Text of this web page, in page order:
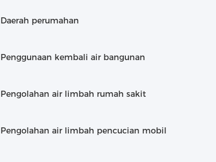
Daerah perumahan
Penggunaan kembali air bangunan
Pengolahan air limbah rumah sakit
Pengolahan air limbah pencucian mobil